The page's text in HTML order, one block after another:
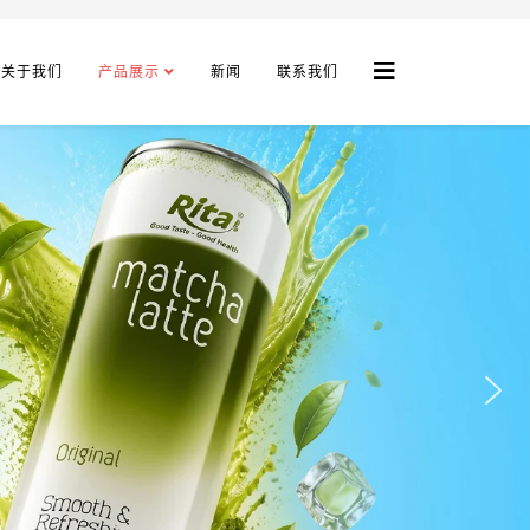
关于我们 产品展示 新闻 联系我们